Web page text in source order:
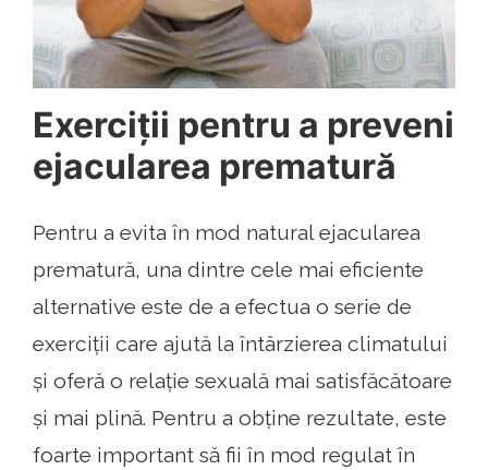
Exerciții pentru a preveni
ejacularea prematură
Pentru a evita în mod natural ejacularea
prematură, una dintre cele mai eficiente
alternative este de a efectua o serie de
exerciții care ajută la întârzierea climatului
și oferă o relație sexuală mai satisfăcătoare
și mai plină. Pentru a obține rezultate, este
foarte important să fii în mod regulat în